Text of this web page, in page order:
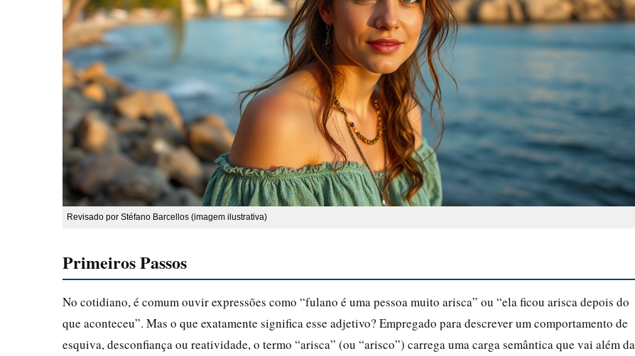
Revisado por Stéfano Barcellos (imagem ilustrativa)
Primeiros Passos
No cotidiano, é comum ouvir expressões como “fulano é uma pessoa muito arisca” ou “ela ficou arisca depois do
que aconteceu”. Mas o que exatamente significa esse adjetivo? Empregado para descrever um comportamento de
esquiva, desconfiança ou reatividade, o termo “arisca” (ou “arisco”) carrega uma carga semântica que vai além da